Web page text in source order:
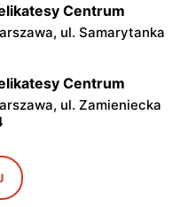
Centrum
ul. Samarytanka
Centrum
ul. Zamieniecka
Centrum
ul. Franciszka
44